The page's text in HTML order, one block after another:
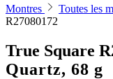
Montres Toutes les
R27080172
True Square
Quartz, 68 g